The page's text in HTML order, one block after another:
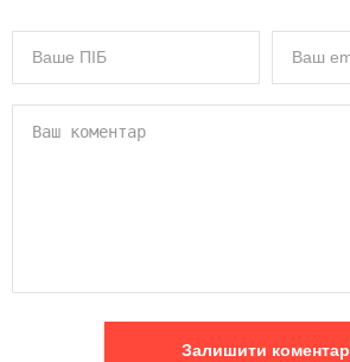
Залишити коментар